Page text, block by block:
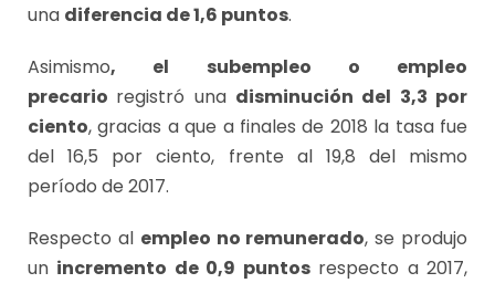
una diferencia de 1,6 puntos.
Asimismo, el subempleo o empleo
precario registró una disminución del 3,3 por
ciento, gracias a que a finales de 2018 la tasa fue
del 16,5 por ciento, frente al 19,8 del mismo
período de 2017.
Respecto al empleo no remunerado, se produjo
un incremento de 0,9 puntosrespecto a 2017,